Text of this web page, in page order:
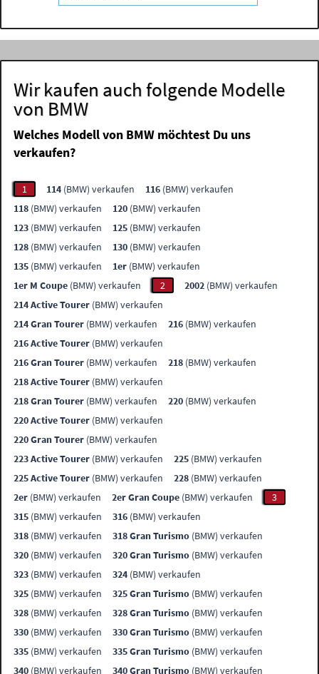
Wir kaufen auch folgende Modelle
von BMW
Welches Modell von BMW möchtest Du uns
verkaufen?
1 114 (BMW) verkaufen 116 (BMW) verkaufen
118 (BMW) verkaufen 120 (BMW) verkaufen
123 (BMW) verkaufen 125 (BMW) verkaufen
128 (BMW) verkaufen 130 (BMW) verkaufen
135 (BMW) verkaufen 1er (BMW) verkaufen
1er M Coupe (BMW) verkaufen 2 2002 (BMW) verkaufen
214 Active Tourer (BMW) verkaufen
214 Gran Tourer (BMW) verkaufen 216 (BMW) verkaufen
216 Active Tourer (BMW) verkaufen
216 Gran Tourer (BMW) verkaufen 218 (BMW) verkaufen
218 Active Tourer (BMW) verkaufen
218 Gran Tourer (BMW) verkaufen 220 (BMW) verkaufen
220 Active Tourer (BMW) verkaufen
220 Gran Tourer (BMW) verkaufen
223 Active Tourer (BMW) verkaufen 225 (BMW) verkaufen
225 Active Tourer (BMW) verkaufen 228 (BMW) verkaufen
2er (BMW) verkaufen 2er Gran Coupe (BMW) verkaufen
3
315 (BMW) verkaufen 316 (BMW) verkaufen
318 (BMW) verkaufen 318 Gran Turismo (BMW) verkaufen
320 (BMW) verkaufen 320 Gran Turismo (BMW) verkaufen
323 (BMW) verkaufen 324 (BMW) verkaufen
325 (BMW) verkaufen 325 Gran Turismo (BMW) verkaufen
328 (BMW) verkaufen 328 Gran Turismo (BMW) verkaufen
330 (BMW) verkaufen 330 Gran Turismo (BMW) verkaufen
335 (BMW) verkaufen 335 Gran Turismo (BMW) verkaufen
340 (BMW) verkaufen 340 Gran Turismo (BMW) verkaufen